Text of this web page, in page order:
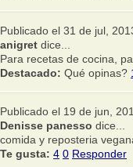
Publicado el 31 de jul,
anigret dice...
Para recetas de cocina,
Destacado: Qué opinas?
Publicado el 19 de jun,
Denisse panesso dice...
comida y reposteria
Te gusta: 4 0 Responder